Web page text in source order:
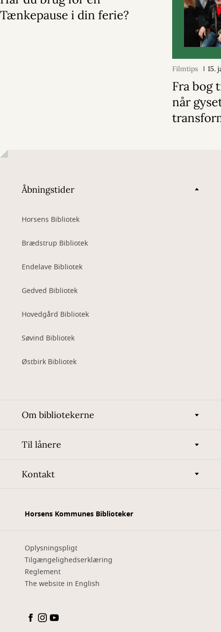
Tænkepause i din ferie?
Filmtips 15.
Fra bog
når
Åbningstider
Horsens Bibliotek
Brædstrup Bibliotek
Endelave Bibliotek
Gedved Bibliotek
Hovedgård Bibliotek
Søvind Bibliotek
Østbirk Bibliotek
Om bibliotekerne
Til lånere
Kontakt
Horsens Kommunes Biblioteker
Oplysningspligt
Tilgængelighedserklæring
Reglement
The website in English